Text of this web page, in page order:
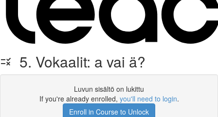
5. Vokaalit: a vai ä?
Luvun sisältö on lukittu
If you're already enrolled, you'll need to login.
Enroll in Course to Unlock